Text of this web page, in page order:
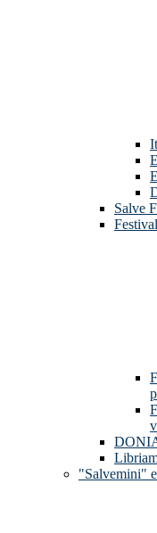
Salve
"Salvemini"